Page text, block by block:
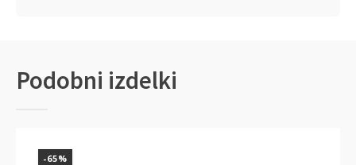
Podobni izdelki
-65%